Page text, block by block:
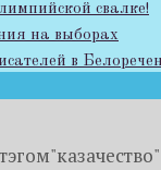
свалке!
на выборах
в